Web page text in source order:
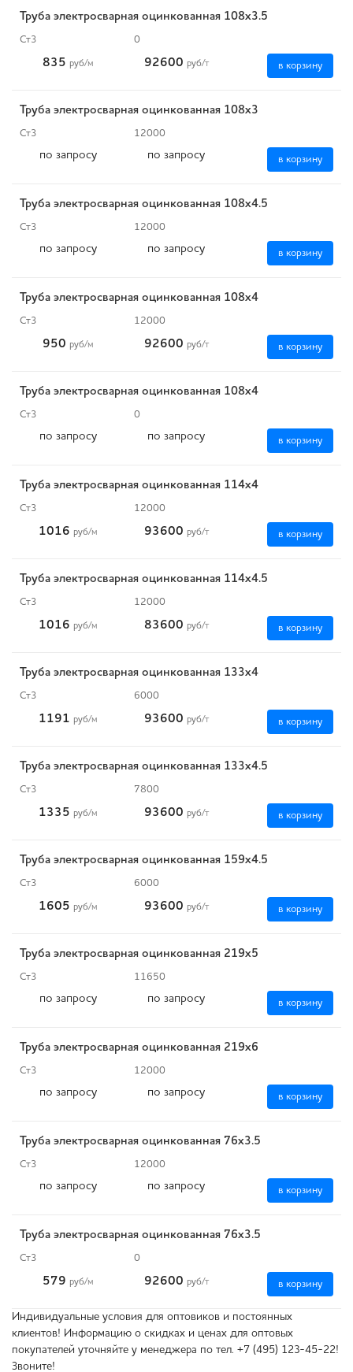
Труба электросварная оцинкованная 108х3.5
Ст3 0
835 руб/м 92600 руб/т в корзину
Труба электросварная оцинкованная 108х3
Ст3 12000
по запросу по запросу в корзину
Труба электросварная оцинкованная 108х4.5
Ст3 12000
по запросу по запросу в корзину
Труба электросварная оцинкованная 108х4
Ст3 12000
950 руб/м 92600 руб/т в корзину
Труба электросварная оцинкованная 108х4
Ст3 0
по запросу по запросу в корзину
Труба электросварная оцинкованная 114х4
Ст3 12000
1016 руб/м 93600 руб/т в корзину
Труба электросварная оцинкованная 114х4.5
Ст3 12000
1016 руб/м 83600 руб/т в корзину
Труба электросварная оцинкованная 133х4
Ст3 6000
1191 руб/м 93600 руб/т в корзину
Труба электросварная оцинкованная 133х4.5
Ст3 7800
1335 руб/м 93600 руб/т в корзину
Труба электросварная оцинкованная 159х4.5
Ст3 6000
1605 руб/м 93600 руб/т в корзину
Труба электросварная оцинкованная 219х5
Ст3 11650
по запросу по запросу в корзину
Труба электросварная оцинкованная 219х6
Ст3 12000
по запросу по запросу в корзину
Труба электросварная оцинкованная 76х3.5
Ст3 12000
по запросу по запросу в корзину
Труба электросварная оцинкованная 76х3.5
Ст3 0
579 руб/м 92600 руб/т в корзину
Индивидуальные условия для оптовиков и постоянных
клиентов! Информацию о скидках и ценах для оптовых
покупателей уточняйте у менеджера по тел. +7 (495) 123-45-22!
Звоните!